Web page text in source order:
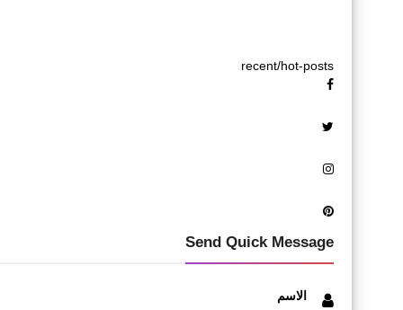
recent/hot-posts
Send Quick Message
الاسم